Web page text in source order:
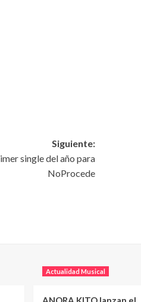
Siguiente:
single del año para
NoProcede
Actualidad Musical